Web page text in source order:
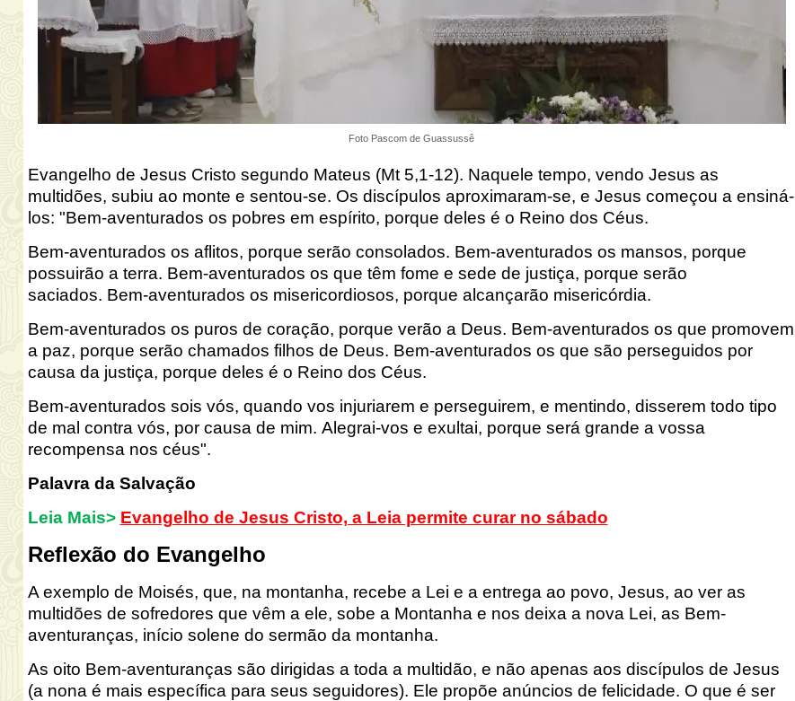
Foto Pascom de Guassussê
Evangelho de Jesus Cristo segundo Mateus (Mt 5,1-12). Naquele tempo, vendo Jesus as
multidões, subiu ao monte e sentou-se. Os discípulos aproximaram-se, e Jesus começou a ensiná-
los: "Bem-aventurados os pobres em espírito, porque deles é o Reino dos Céus.
Bem-aventurados os aflitos, porque serão consolados. Bem-aventurados os mansos, porque
possuirão a terra. Bem-aventurados os que têm fome e sede de justiça, porque serão
saciados. Bem-aventurados os misericordiosos, porque alcançarão misericórdia.
Bem-aventurados os puros de coração, porque verão a Deus. Bem-aventurados os que promovem
a paz, porque serão chamados filhos de Deus. Bem-aventurados os que são perseguidos por
causa da justiça, porque deles é o Reino dos Céus.
Bem-aventurados sois vós, quando vos injuriarem e perseguirem, e mentindo, disserem todo tipo
de mal contra vós, por causa de mim. Alegrai-vos e exultai, porque será grande a vossa
recompensa nos céus".
Palavra da Salvação
Leia Mais> Evangelho de Jesus Cristo, a Leia permite curar no sábado
Reflexão do Evangelho
A exemplo de Moisés, que, na montanha, recebe a Lei e a entrega ao povo, Jesus, ao ver as
multidões de sofredores que vêm a ele, sobe a Montanha e nos deixa a nova Lei, as Bem-
aventuranças, início solene do sermão da montanha.
As oito Bem-aventuranças são dirigidas a toda a multidão, e não apenas aos discípulos de Jesus
(a nona é mais específica para seus seguidores). Ele propõe anúncios de felicidade. O que é ser